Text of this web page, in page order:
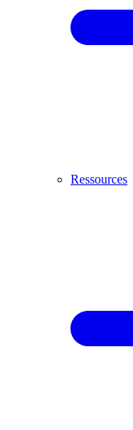
Ressources